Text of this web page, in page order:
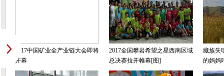
2017中国矿业全产业链大会即将
开幕
2017全国攀岩希望之星西南区域
总决赛拉开帷幕[图]
藏族失
的妈妈